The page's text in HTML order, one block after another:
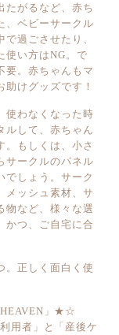
たがるなど、赤ち
、ベビーサークル
過ごさせたり、
使い方はNG。で
要。赤ちゃんもマ
けグッズです！
使わなくなった時
ルして、赤ちゃん
。もしくは、小さ
サークルのパネル
でしょう。サーク
メッシュ素材、サ
物など、様々な選
かつ、ご自宅に合
。正しく面白く使
HEAVEN」★☆
用者」と「産後ケ